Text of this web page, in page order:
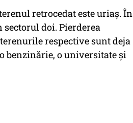
retrocedat este uriaș. În
sectorul doi. Pierderea
respective sunt deja
benzinărie, o universitate și